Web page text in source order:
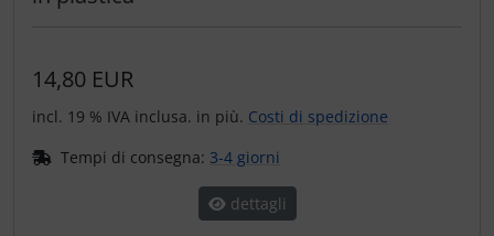
14,80 EUR
incl. 19 % IVA inclusa. in più. Costi di spedizione
Tempi di consegna: 3-4 giorni
dettagli